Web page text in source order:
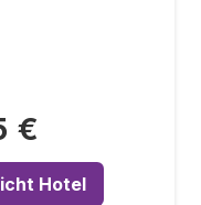
€
Hotel